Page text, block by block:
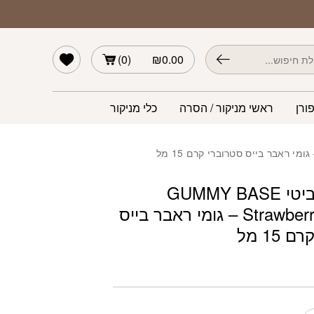
₪0.00
(
0
)
ראשי מניקור / הסרה כלי מניקור
נייל קרטיביטי GUMMY BASE
Strawberry Cream – גומי ראבר בייס
מל